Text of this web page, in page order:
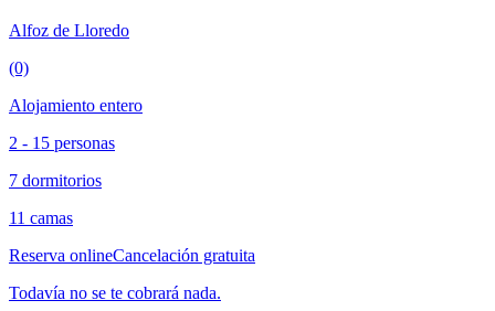
Alfoz de Lloredo
(0)
Alojamiento entero
2 - 15 personas
7 dormitorios
11 camas
Reserva onlineCancelación gratuita
Todavía no se te cobrará nada.